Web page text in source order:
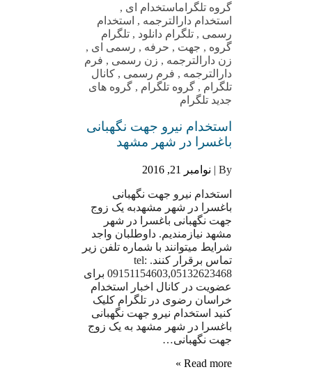
گروه تلگراماستخدام ای ,
استخدام دارالترجمه , استخدام
رسمی , تلگرام دانلود , تلگرام
گروه , جهت , حرفه , رسمی ای ,
زن دارالترجمه , زن رسمی , فرم
دارالترجمه , فرم رسمی , کانال
تلگرام , گروه تلگرام , گروه های
جدید تلگرام
استخدام نیرو جهت نگهبانی
باغسرا در شهر مشهد
By | نوامبر 21, 2016
استخدام نیرو جهت نگهبانی
باغسرا در شهر مشهدبه یک زوج
جهت نگهبانی باغسرا در شهر
مشهد نیازمندیم. داوطلبان واجد
شرایط میتوانند با شماره تلفن زیر
تماس برقرار کنند. tel:
09151154603,05132623468 برای
عضویت در کانال اخبار استخدام
خراسان رضوی در تلگرام کلیک
کنید استخدام نیرو جهت نگهبانی
باغسرا در شهر مشهد به یک زوج
جهت نگهبانی…
Read more »